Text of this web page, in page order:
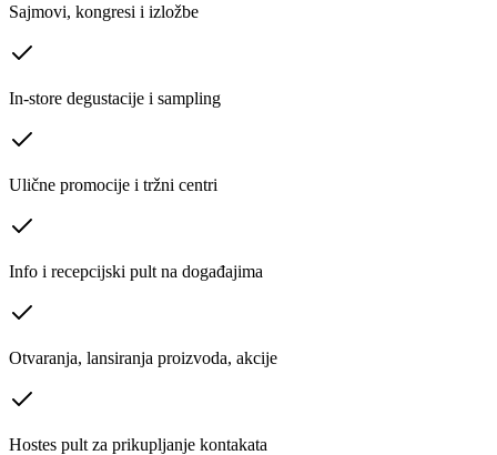
Sajmovi, kongresi i izložbe
In-store degustacije i sampling
Ulične promocije i tržni centri
Info i recepcijski pult na događajima
Otvaranja, lansiranja proizvoda, akcije
Hostes pult za prikupljanje kontakata